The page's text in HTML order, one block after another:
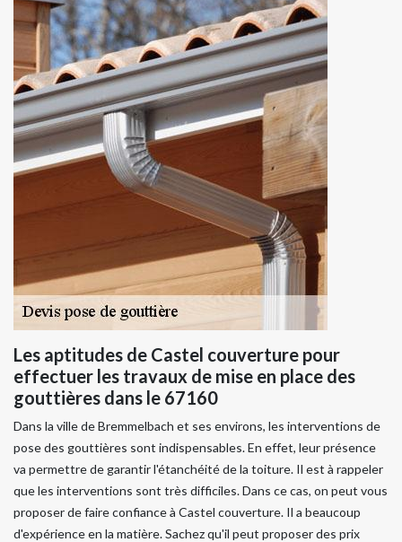
Les aptitudes de Castel couverture pour
effectuer les travaux de mise en place des
gouttières dans le 67160
Dans la ville de Bremmelbach et ses environs, les interventions de
pose des gouttières sont indispensables. En effet, leur présence
va permettre de garantir l'étanchéité de la toiture. Il est à rappeler
que les interventions sont très difficiles. Dans ce cas, on peut vous
proposer de faire confiance à Castel couverture. Il a beaucoup
d'expérience en la matière. Sachez qu'il peut proposer des prix